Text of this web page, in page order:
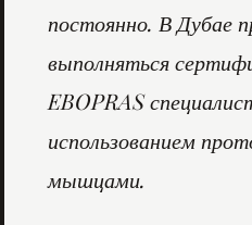
постоянно. В Дубае
выполняться
EBOPRAS
использованием
мышцами.